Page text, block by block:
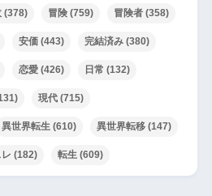
(378) 冒険(759) 冒険者(358)
安価(443) 完結済み(380)
恋愛(426) 日常 (132)
現代(715)
異世界転生(610) 異世界転移(147)
(182) 転生(609)